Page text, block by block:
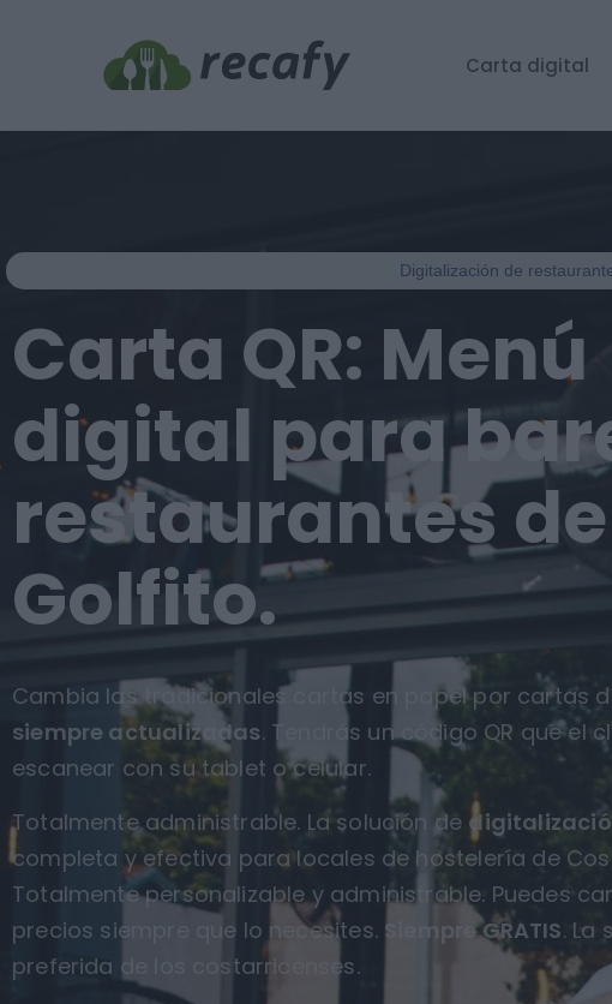
Carta digital
Digitalización de
Carta QR: Menú
digital para
restaurantes de
Golfito.
Cambia las tradicionales cartas en papel por cartas
siempre actualizadas. Tendrás un código QR que el
escanear con su tablet o celular.
Totalmente administrable. La solución de
completa y efectiva para locales de hostelería de
Totalmente personalizable y administrable. Puedes
precios siempre que lo necesites. Siempre GRATIS. La
preferida de los costarricenses.